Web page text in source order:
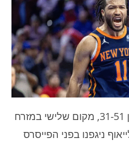
: מאזן 31-51, מקום שלישי במזרח
ניגפנו בפני הפייסרס